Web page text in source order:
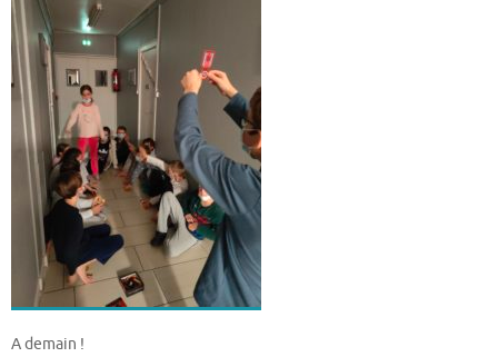
A demain !